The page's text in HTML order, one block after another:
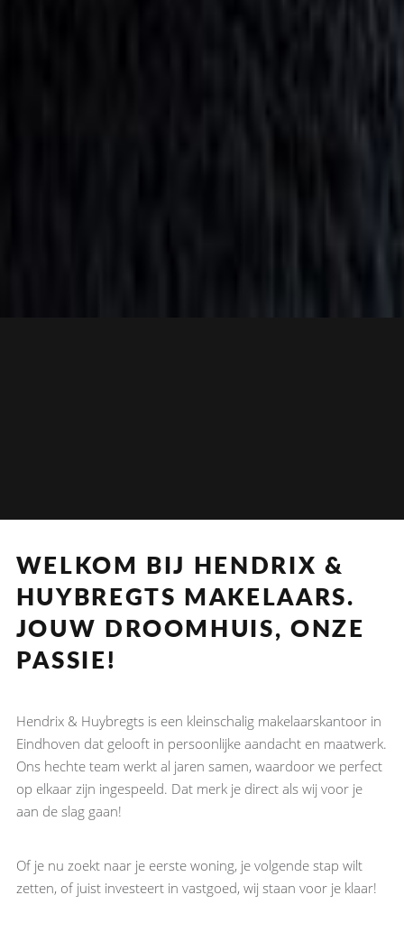
WELKOM BIJ HENDRIX &
HUYBREGTS MAKELAARS.
JOUW DROOMHUIS, ONZE
PASSIE!
Hendrix & Huybregts is een kleinschalig makelaarskantoor in
Eindhoven dat gelooft in persoonlijke aandacht en maatwerk.
Ons hechte team werkt al jaren samen, waardoor we perfect
op elkaar zijn ingespeeld. Dat merk je direct als wij voor je
aan de slag gaan!
Of je nu zoekt naar je eerste woning, je volgende stap wilt
zetten, of juist investeert in vastgoed, wij staan voor je klaar!